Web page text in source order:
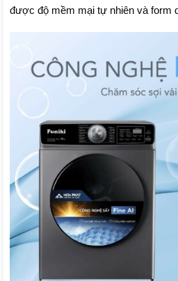
được độ mềm mại tự nhiên và form